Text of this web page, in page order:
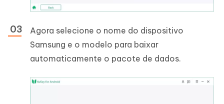
Agora selecione o nome do dispositivo
Samsung e o modelo para baixar
automaticamente o pacote de dados.